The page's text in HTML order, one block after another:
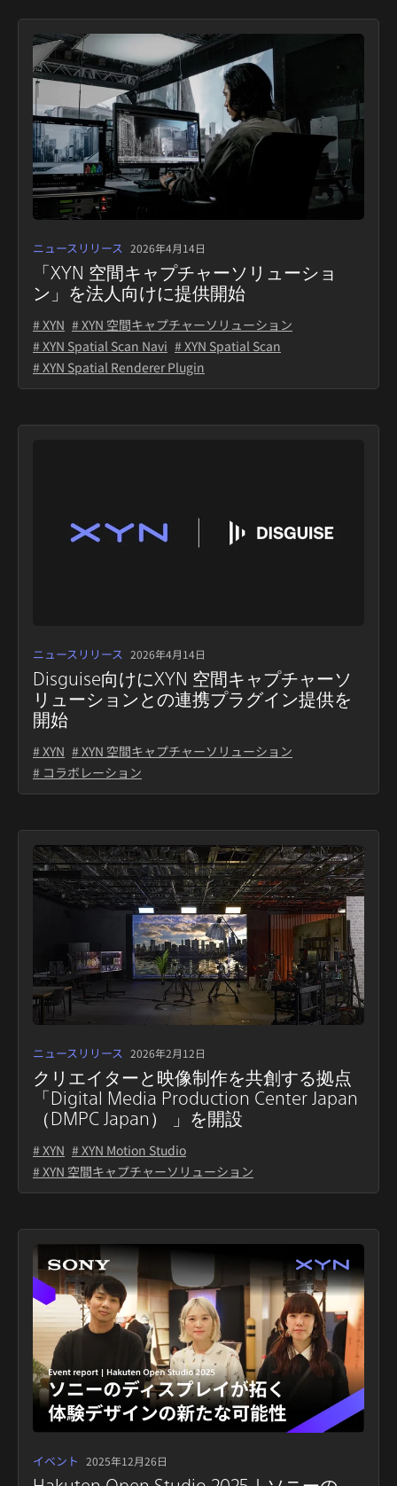
ニュースリリース 2026年4月14日
「XYN 空間キャプチャーソリューショ
ン」を法人向けに提供開始
# XYN # XYN 空間キャプチャーソリューション
# XYN Spatial Scan Navi # XYN Spatial Scan
# XYN Spatial Renderer Plugin
ニュースリリース 2026年4月14日
Disguise向けにXYN 空間キャプチャーソ
リューションとの連携プラグイン提供を
開始
# XYN # XYN 空間キャプチャーソリューション
# コラボレーション
ニュースリリース 2026年2月12日
クリエイターと映像制作を共創する拠点
「Digital Media Production Center Japan
（DMPC Japan） 」を開設
# XYN # XYN Motion Studio
# XYN 空間キャプチャーソリューション
イベント 2025年12月26日